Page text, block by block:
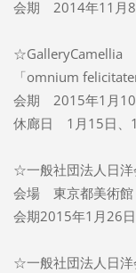
会期 2014年11月8
☆GalleryCamellia
「omnium
会期 2015年1月
休廊日 1月15日、
☆一般社団法人日
会場 東京都美術館
会期2015年1月26
☆一般社団法人日